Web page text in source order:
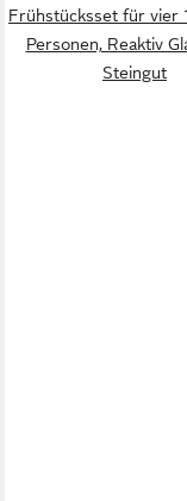
Frühstücksset für vier
Personen, Reaktiv
Steingut